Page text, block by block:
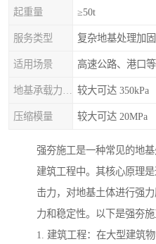
起重量 ≥50t
服务类型 复杂地基处理加固
适用场景 高速公路、港口
较大可达 350kPa
压缩模量 较大可达 20MPa
强夯施工是一种常见的地
建筑工程中。其核心原理
击力，对地基土体进行强
力和稳定性。以下是强夯施
1. 建筑工程：在大型建筑